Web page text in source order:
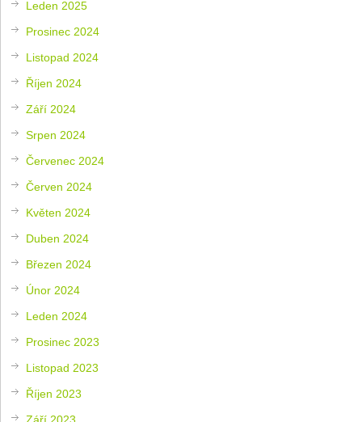
Leden 2025
Prosinec 2024
Listopad 2024
Říjen 2024
Září 2024
Srpen 2024
Červenec 2024
Červen 2024
Květen 2024
Duben 2024
Březen 2024
Únor 2024
Leden 2024
Prosinec 2023
Listopad 2023
Říjen 2023